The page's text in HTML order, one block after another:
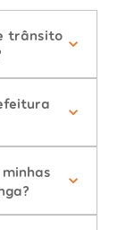
trânsito